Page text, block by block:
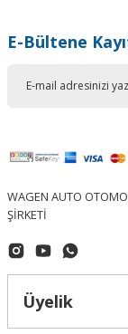
E-Bültene
WAGEN AUTO
ŞİRKETİ
Üyelik